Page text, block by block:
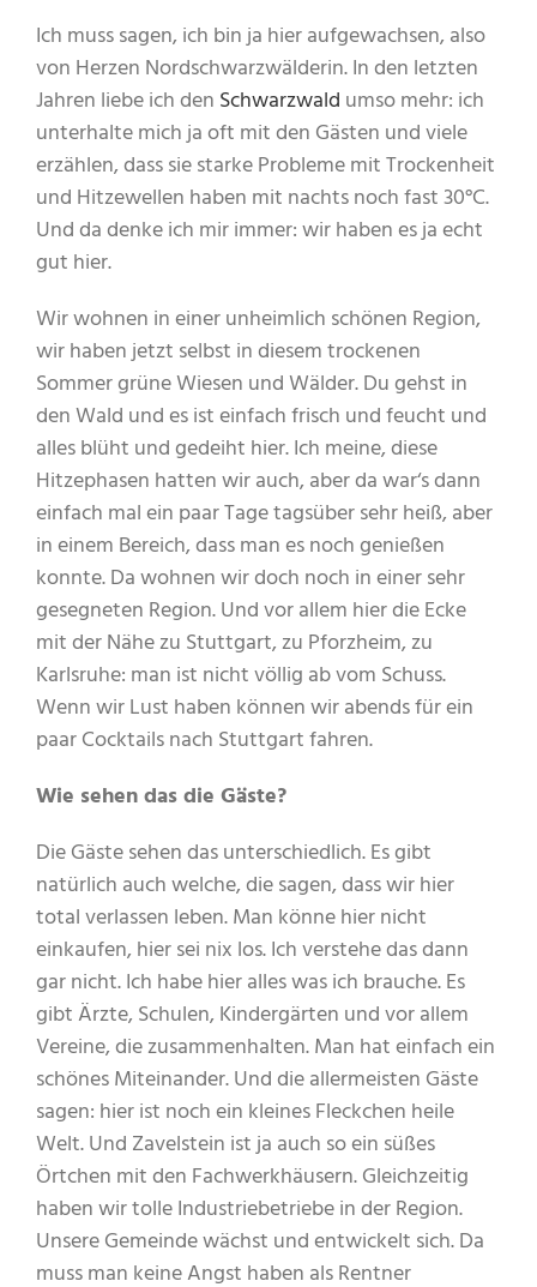
Ich muss sagen, ich bin ja hier aufgewachsen, also
von Herzen Nordschwarzwälderin. In den letzten
Jahren liebe ich den Schwarzwald umso mehr: ich
unterhalte mich ja oft mit den Gästen und viele
erzählen, dass sie starke Probleme mit Trockenheit
und Hitzewellen haben mit nachts noch fast 30°C.
Und da denke ich mir immer: wir haben es ja echt
gut hier.
Wir wohnen in einer unheimlich schönen Region,
wir haben jetzt selbst in diesem trockenen
Sommer grüne Wiesen und Wälder. Du gehst in
den Wald und es ist einfach frisch und feucht und
alles blüht und gedeiht hier. Ich meine, diese
Hitzephasen hatten wir auch, aber da war‘s dann
einfach mal ein paar Tage tagsüber sehr heiß, aber
in einem Bereich, dass man es noch genießen
konnte. Da wohnen wir doch noch in einer sehr
gesegneten Region. Und vor allem hier die Ecke
mit der Nähe zu Stuttgart, zu Pforzheim, zu
Karlsruhe: man ist nicht völlig ab vom Schuss.
Wenn wir Lust haben können wir abends für ein
paar Cocktails nach Stuttgart fahren.
Wie sehen das die Gäste?
Die Gäste sehen das unterschiedlich. Es gibt
natürlich auch welche, die sagen, dass wir hier
total verlassen leben. Man könne hier nicht
einkaufen, hier sei nix los. Ich verstehe das dann
gar nicht. Ich habe hier alles was ich brauche. Es
gibt Ärzte, Schulen, Kindergärten und vor allem
Vereine, die zusammenhalten. Man hat einfach ein
schönes Miteinander. Und die allermeisten Gäste
sagen: hier ist noch ein kleines Fleckchen heile
Welt. Und Zavelstein ist ja auch so ein süßes
Örtchen mit den Fachwerkhäusern. Gleichzeitig
haben wir tolle Industriebetriebe in der Region.
Unsere Gemeinde wächst und entwickelt sich. Da
muss man keine Angst haben als Rentner